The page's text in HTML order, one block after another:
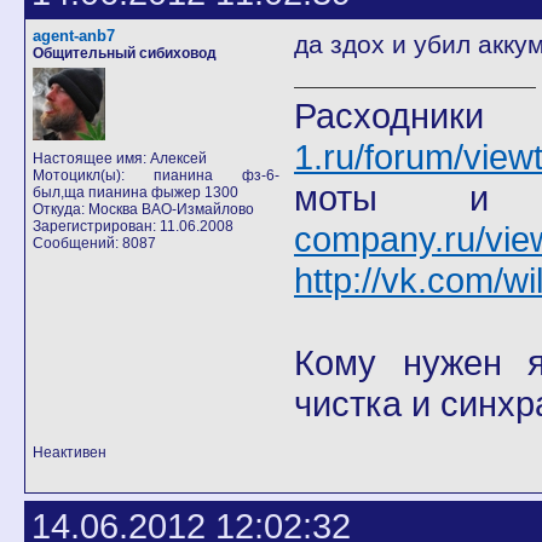
agent-anb7
Общительный сибиховод
Настоящее имя: Алексей
Мотоцикл(ы): пианина фз-6-
был,ща пианина фыжер 1300
Откуда: Москва ВАО-Измайлово
Зарегистрирован: 11.06.2008
Сообщений: 8087
да здох и убил
1.ru/forum/
company.ru/
http://vk.com/
Кому нужен
чистка и
Неактивен
14.06.2012 12:02:32